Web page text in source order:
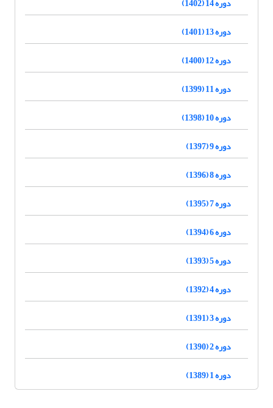
دوره 13 (1401)
دوره 12 (1400)
دوره 11 (1399)
دوره 10 (1398)
دوره 9 (1397)
دوره 8 (1396)
دوره 7 (1395)
دوره 6 (1394)
دوره 5 (1393)
دوره 4 (1392)
دوره 3 (1391)
دوره 2 (1390)
دوره 1 (1389)